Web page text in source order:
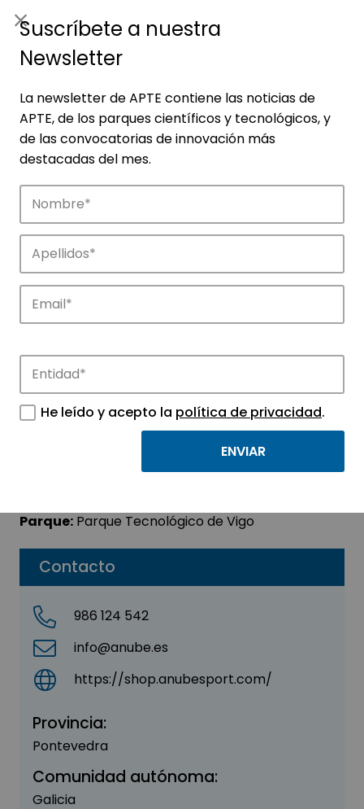
Empresas
Descubre las empresas que impulsan la
innovación en los parques de APTE.
Contacto
986 124 542
info@anube.es
https://shop.anubesport.com/
Provincia:
Pontevedra
Comunidad autónoma:
Galicia
ANUBE IDI SL
INFORMACIÓN, INFORMÁTICA Y
Parque: Parque Tecnológico de Vigo
Suscríbete a nuestra
Newsletter
La newsletter de APTE contiene las noticias de
APTE, de los parques científicos y tecnológicos, y
de las convocatorias de innovación más
destacadas del mes.
He leído y acepto la política de privacidad.